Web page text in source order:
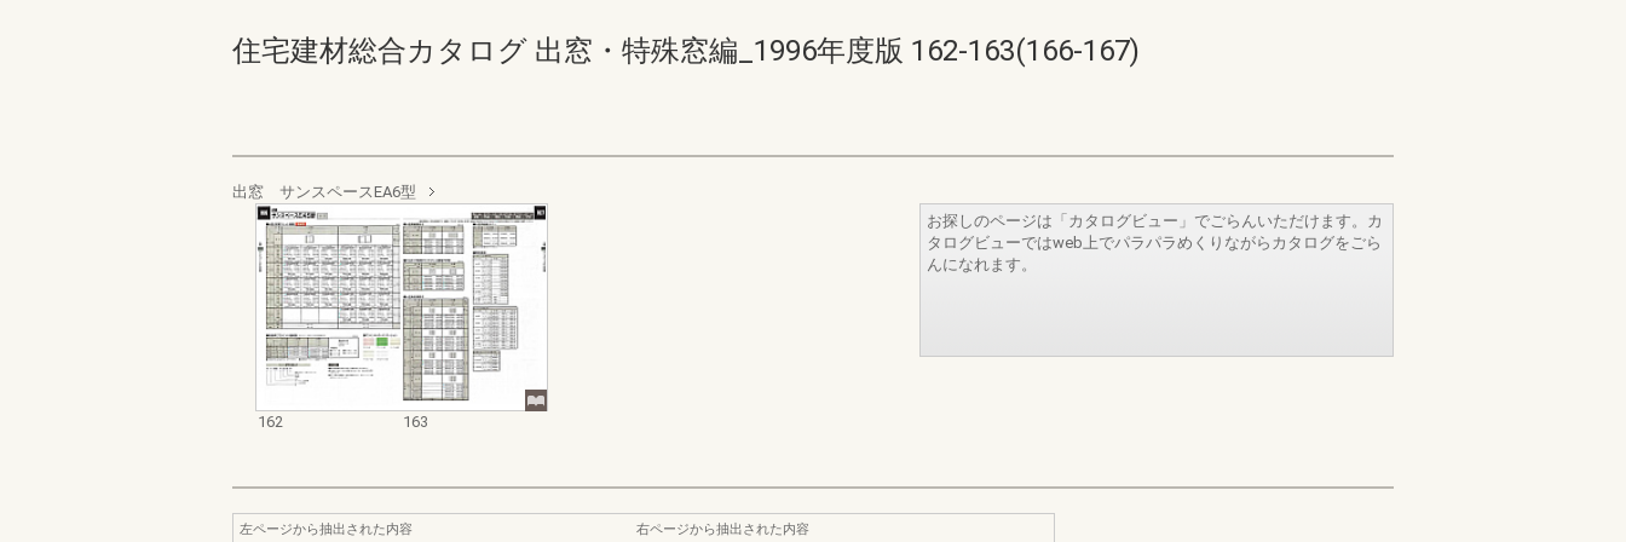
住宅建材総合カタログ 出窓・特殊窓編_1996年度版 162-163(166-167)
出窓 サンスペースEA6型
162 163
お探しのページは「カタログビュー」でごらんいただけます。カ
タログビューではweb上でパラパラめくりながらカタログをごら
んになれます。
左ページから抽出された内容
右ページから抽出された内容